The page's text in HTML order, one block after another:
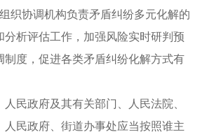
织协调机构负责矛盾纠纷多元化解的
分析评估工作，加强风险实时研判预
制度，促进各类矛盾纠纷化解方式有
民政府及其有关部门、人民法院、
人民政府、街道办事处应当按照谁主